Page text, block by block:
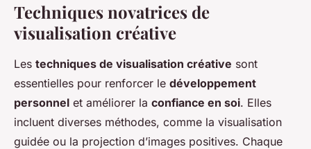
Épanouissez votre confiance
en soi avec des méthodes
novatrices de visualisation
créative pour un
développement personnel
maximal !
Techniques novatrices de
visualisation créative
Les techniques de visualisation créative sont
essentielles pour renforcer le développement
personnel et améliorer la confiance en soi. Elles
incluent diverses méthodes, comme la visualisation
guidée ou la projection d’images positives. Chaque